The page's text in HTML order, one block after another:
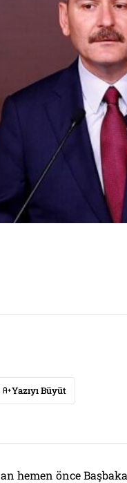
Yazıyı Büyüt
hemen önce